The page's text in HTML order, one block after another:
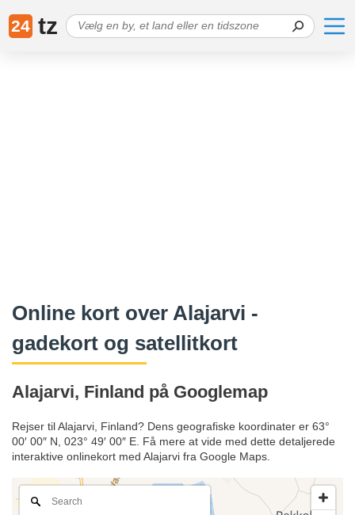
24 tz
Online kort over Alajarvi -
gadekort og satellitkort
Alajarvi, Finland på Googlemap
Rejser til Alajarvi, Finland? Dens geografiske koordinater er 63°
00′ 00″ N, 023° 49′ 00″ E. Få mere at vide med dette detaljerede
interaktive onlinekort med Alajarvi fra Google Maps.